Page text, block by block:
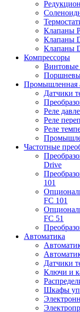
Клапаны
Клапаны
Клапаны
Компрессоры
Винтовые
Промышленная
Датчики
Реле
Реле
Реле
Частотные
Drive
101
FC 101
FC 51
Автоматика
Датчики
Ключи и
Шкафы